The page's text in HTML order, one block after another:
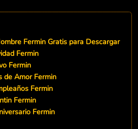
Fermin Gratis para Descargar
Fermin
Fermin
de Amor Fermin
Fermin
Fermin
Fermin